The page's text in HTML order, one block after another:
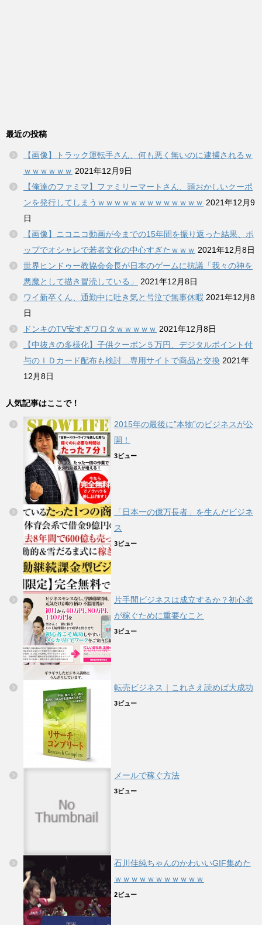
最近の投稿
【画像】トラック運転手さん、何も悪く無いのに逮捕されるｗ
ｗｗｗｗｗｗ 2021年12月9日
【俺達のファミマ】ファミリーマートさん、頭おかしいクーポ
ンを発行してしまうｗｗｗｗｗｗｗｗｗｗｗｗｗ 2021年12月9
日
【画像】ニコニコ動画が今までの15年間を振り返った結果、ポ
ップでオシャレで若者文化の中心すぎたｗｗｗ 2021年12月8日
世界ヒンドゥー教協会会長が日本のゲームに抗議「我々の神を
悪魔として描き冒涜している」
2021年12月8日
ワイ新卒くん、通勤中に吐き気と号泣で無事休暇 2021年12月8
日
ドンキのTV安すぎワロタｗｗｗｗｗ 2021年12月8日
【中抜きの多様化】子供クーポン５万円、デジタルポイント付
与のＩＤカード配布も検討…専用サイトで商品と交換 2021年
12月8日
人気記事はここで！
2015年の最後に”本物”のビジネスが公
開！
3ビュー
「日本一の億万長者」を生んだビジネ
ス
3ビュー
片手間ビジネスは成立するか？初心者
が稼ぐために重要なこと
3ビュー
転売ビジネス｜これさえ読めば大成功
3ビュー
メールで稼ぐ方法
3ビュー
石川佳純ちゃんのかわいいGIF集めた
ｗｗｗｗｗｗｗｗｗｗｗ
2ビュー